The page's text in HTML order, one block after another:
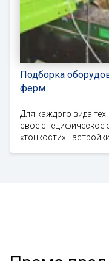
Подборка
ферм
Для каждого вида
свое специфическое
«тонкости»